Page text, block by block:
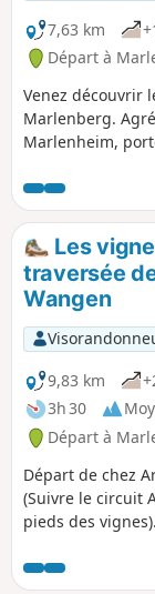
7,63 km
Départ à
Venez découvrir
Marlenberg.
Marlenheim,
Les
traversée
Wangen
9,83 km
3h 30
Départ à
Départ de chez
(Suivre le circuit
pieds des
Wasselonne.